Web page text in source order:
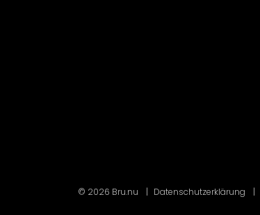
© 2026 Bru.nu Datenschutzerklärung